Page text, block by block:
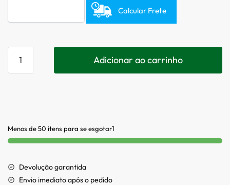
Calcular Frete
Adicionar ao carrinho
Menos de 50 itens para se esgotar1
Devolução garantida
Envio imediato após o pedido